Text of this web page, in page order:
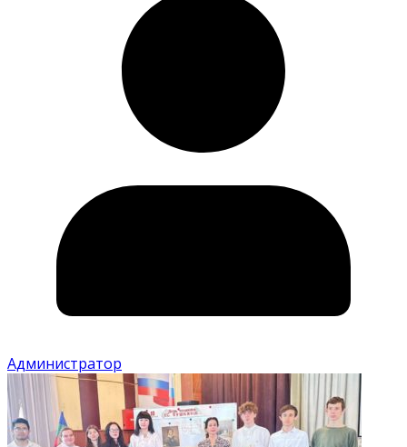
Администратор